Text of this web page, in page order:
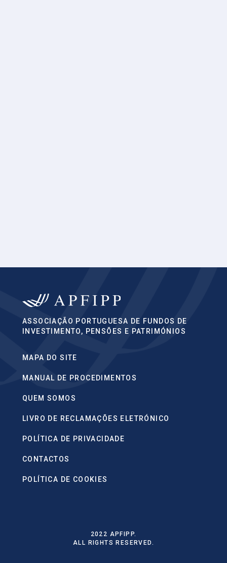
ASSOCIAÇÃO PORTUGUESA DE FUNDOS DE
INVESTIMENTO, PENSÕES E PATRIMÓNIOS
MAPA DO SITE
MANUAL DE PROCEDIMENTOS
QUEM SOMOS
LIVRO DE RECLAMAÇÕES ELETRÓNICO
POLÍTICA DE PRIVACIDADE
CONTACTOS
POLÍTICA DE COOKIES
2022 APFIPP.
ALL RIGHTS RESERVED.